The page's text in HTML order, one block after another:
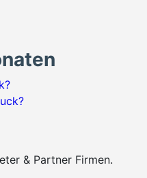
& Partner Firmen.